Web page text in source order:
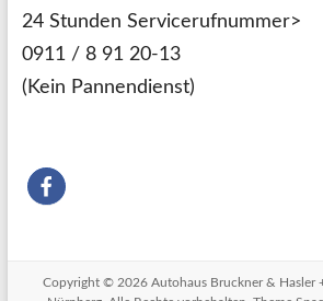
24 Stunden Servicerufnummer>
0911 / 8 91 20-13
(Kein Pannendienst)
Copyright © 2026Autohaus Bruckner & Hasler